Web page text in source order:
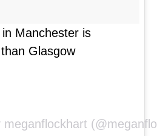
Manchester is
Glasgow
meganflockhart